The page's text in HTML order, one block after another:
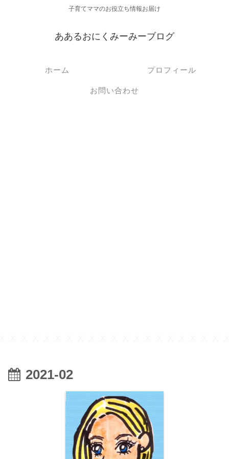
子育てママのお役立ち情報お届け
ああるおにくみーみーブログ
ホーム プロフィール
お問い合わせ
2021-02